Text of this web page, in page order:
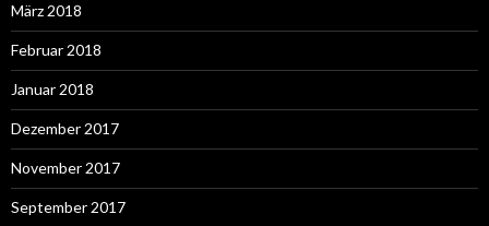
März 2018
Februar 2018
Januar 2018
Dezember 2017
November 2017
September 2017